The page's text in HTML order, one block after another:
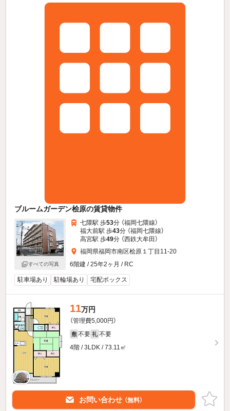
ブルームガーデン桧原の賃貸物件
すべての写真
七隈駅 歩53分 （福岡七隈線）
福大前駅 歩43分 （福岡七隈線）
高宮駅 歩49分 （西鉄大牟田）
福岡県福岡市南区桧原１丁目11-20
6階建 / 25年2ヶ月 / RC
駐車場あり 駐輪場あり 宅配ボックス
11万円
（管理費5,000円）
敷 不要 礼 不要
4階 / 3LDK / 73.11㎡
お問い合わせ （無料）